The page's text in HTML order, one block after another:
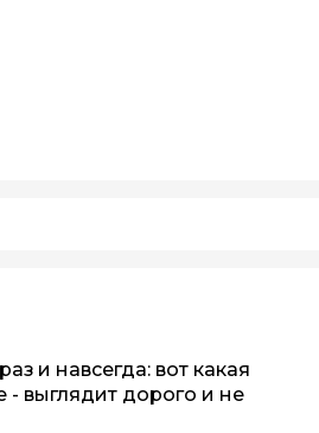
и навсегда: вот какая
- выглядит дорого и не